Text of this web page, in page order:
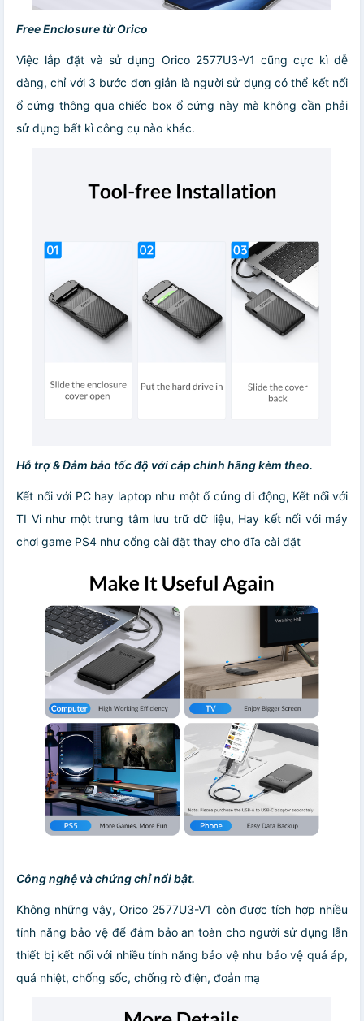
Free Enclosure từ Orico
Việc lắp đặt và sử dụng Orico 2577U3-V1 cũng cực kì dễ
dàng, chỉ với 3 bước đơn giản là người sử dụng có thể kết nối
ổ cứng thông qua chiếc box ổ cứng này mà không cần phải
sử dụng bất kì công cụ nào khác.
Hỗ trợ & Đảm bảo tốc độ với cáp chính hãng kèm theo.
Kết nối với PC hay laptop như một ổ cứng di động, Kết nối với
TI Vi như một trung tâm lưu trữ dữ liệu, Hay kết nối với máy
chơi game PS4 như cổng cài đặt thay cho đĩa cài đặt
Công nghệ và chứng chỉ nổi bật.
Không những vậy, Orico 2577U3-V1 còn được tích hợp nhiều
tính năng bảo vệ để đảm bảo an toàn cho người sử dụng lẫn
thiết bị kết nối với nhiều tính năng bảo vệ như bảo vệ quá áp,
quá nhiệt, chống sốc, chống rò điện, đoản mạ